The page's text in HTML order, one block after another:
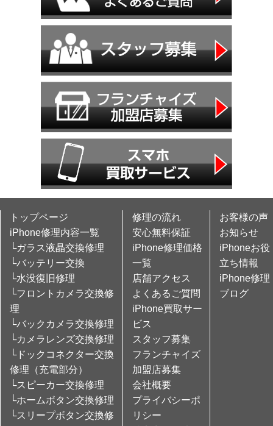
トップページ
iPhone修理内容一覧
└ガラス液晶交換修理
└バッテリー交換
└水没復旧修理
└フロントカメラ交換修
理
└バックカメラ交換修理
└カメラレンズ交換修理
└ドックコネクター交換
修理（充電部分）
└スピーカー交換修理
└ホームボタン交換修理
└スリープボタン交換修
修理の流れ
安心無料保証
iPhone修理価格
一覧
店舗アクセス
よくあるご質問
iPhone買取サー
ビス
スタッフ募集
フランチャイズ
加盟店募集
会社概要
プライバシーポ
リシー
お客様の声
お知らせ
iPhoneお役
立ち情報
iPhone修理
ブログ